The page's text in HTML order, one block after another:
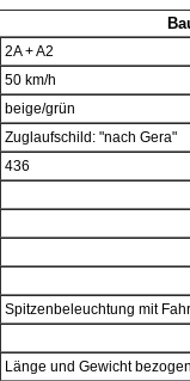
2A + A2
50 km/h
beige/grün
Zuglaufschild: "nach Gera"
436
Spitzenbeleuchtung mit
Länge und Gewicht